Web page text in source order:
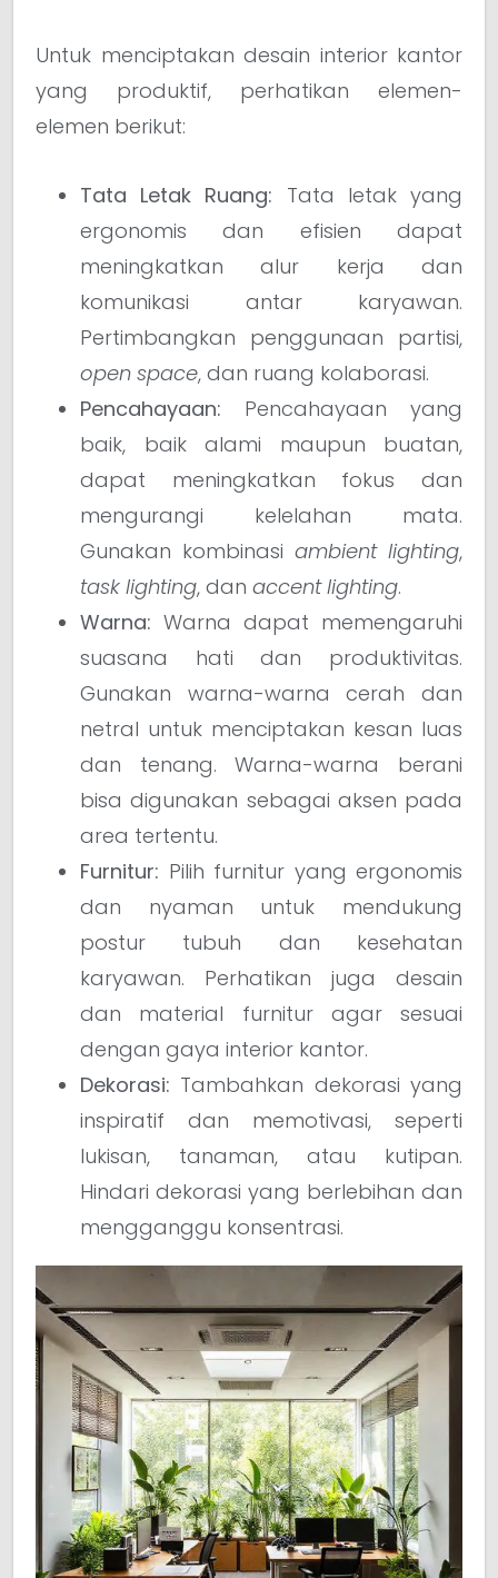
Untuk menciptakan desain interior kantor
yang produktif, perhatikan elemen-
elemen berikut:
Tata Letak Ruang: Tata letak yang
ergonomis dan efisien dapat
meningkatkan alur kerja dan
komunikasi antar karyawan.
Pertimbangkan penggunaan partisi,
open space, dan ruang kolaborasi.
Pencahayaan: Pencahayaan yang
baik, baik alami maupun buatan,
dapat meningkatkan fokus dan
mengurangi kelelahan mata.
Gunakan kombinasi ambient lighting,
task lighting, dan accent lighting.
Warna: Warna dapat memengaruhi
suasana hati dan produktivitas.
Gunakan warna-warna cerah dan
netral untuk menciptakan kesan luas
dan tenang. Warna-warna berani
bisa digunakan sebagai aksen pada
area tertentu.
Furnitur: Pilih furnitur yang ergonomis
dan nyaman untuk mendukung
postur tubuh dan kesehatan
karyawan. Perhatikan juga desain
dan material furnitur agar sesuai
dengan gaya interior kantor.
Dekorasi: Tambahkan dekorasi yang
inspiratif dan memotivasi, seperti
lukisan, tanaman, atau kutipan.
Hindari dekorasi yang berlebihan dan
mengganggu konsentrasi.